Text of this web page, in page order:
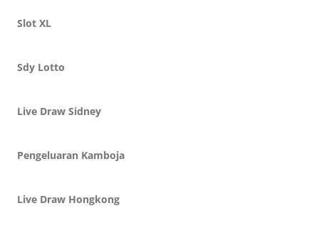
Slot XL
Sdy Lotto
Live Draw Sidney
Pengeluaran Kamboja
Live Draw Hongkong